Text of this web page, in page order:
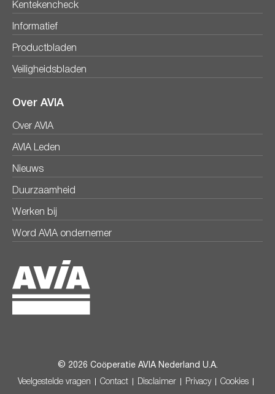
Kentekencheck
Informatief
Productbladen
Veiligheidsbladen
Over AVIA
Over AVIA
AVIA Leden
Nieuws
Duurzaamheid
Werken bij
Word AVIA ondernemer
© 2026 Coöperatie AVIA Nederland U.A.
Veelgestelde vragen Contact Disclaimer Privacy Cookies